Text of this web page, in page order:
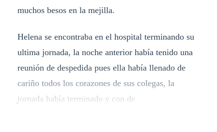
muchos besos en la mejilla.
Helena se encontraba en el hospital terminando su
ultima jornada, la noche anterior había tenido una
reunión de despedida pues ella había llenado de
cariño todos los corazones de sus colegas, la
jornada había terminado y con de